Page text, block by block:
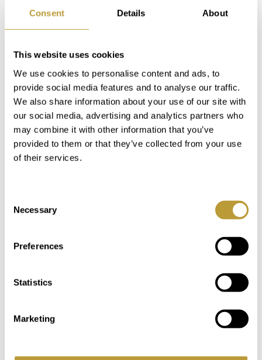
Consent Details About
This website uses cookies
We use cookies to personalise content and ads, to
provide social media features and to analyse our traffic.
We also share information about your use of our site with
our social media, advertising and analytics partners who
may combine it with other information that you’ve
provided to them or that they’ve collected from your use
of their services.
Selection
Necessary
Preferences
Statistics
Marketing
interessieren
MEDITERRANE MALLORCA VILLA
IN PUERTO ANDRATX MIT BLICK
AUF DAS MEER
4.400.000 €
1.308 m